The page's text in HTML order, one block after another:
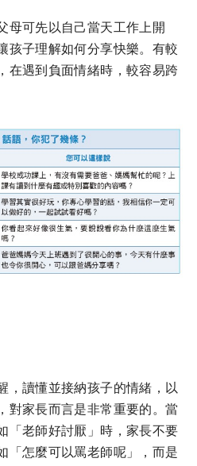
母可先以自己當天工作上開
孩子理解如何分享快樂。有較
在遇到負面情緒時，較容易跨
，讀懂並接納孩子的情緒，以
對家長而言是非常重要的。當
「老師好討厭」時，家長不要
「怎麼可以罵老師呢」，而是